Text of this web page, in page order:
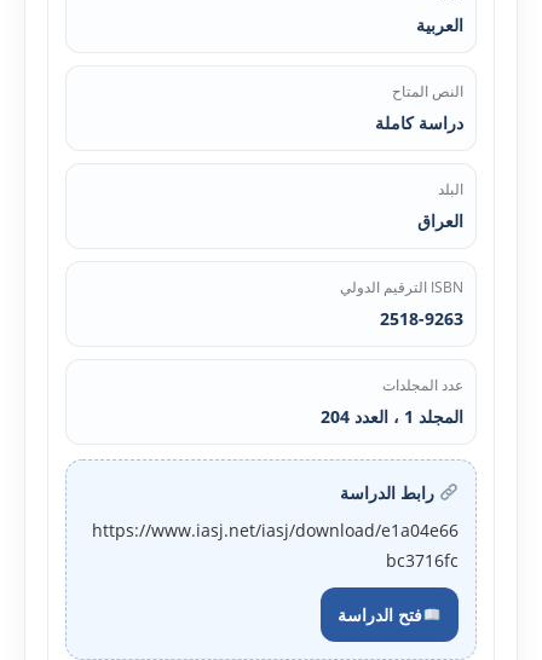
العربية
النص المتاح
دراسة كاملة
البلد
العراق
ISBN الترقيم الدولي
2518-9263
عدد المجلدات
المجلد 1 ، العدد 204
رابط الدراسة
https://www.iasj.net/iasj/download/e1a04e66
bc3716fc
فتح الدراسة